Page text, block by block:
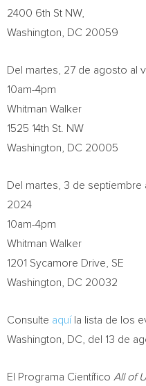
2400 6th St NW,
Washington, DC 20059
Del martes, 27 de agosto al
10am-4pm
Whitman Walker
1525 14th St. NW
Washington, DC 20005
Del martes, 3 de
2024
10am-4pm
Whitman Walker
1201 Sycamore Drive, SE
Washington, DC 20032
Consulte aquí la lista de los
Washington, DC , del 13 de
El Programa Científico All of